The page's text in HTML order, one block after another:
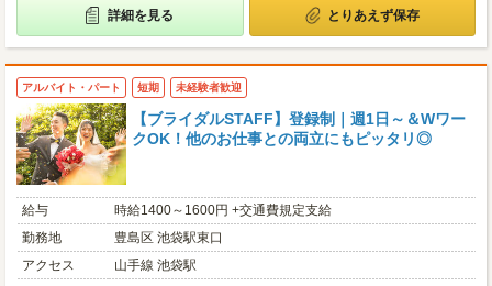
詳細を見る とりあえず保存
アルバイト・パート 短期 未経験者歓迎
【ブライダルSTAFF】登録制｜週1日～＆Wワー
クOK！他のお仕事との両立にもピッタリ◎
給与
時給1400～1600円 +交通費規定支給
勤務地
豊島区 池袋駅東口
アクセス
山手線 池袋駅